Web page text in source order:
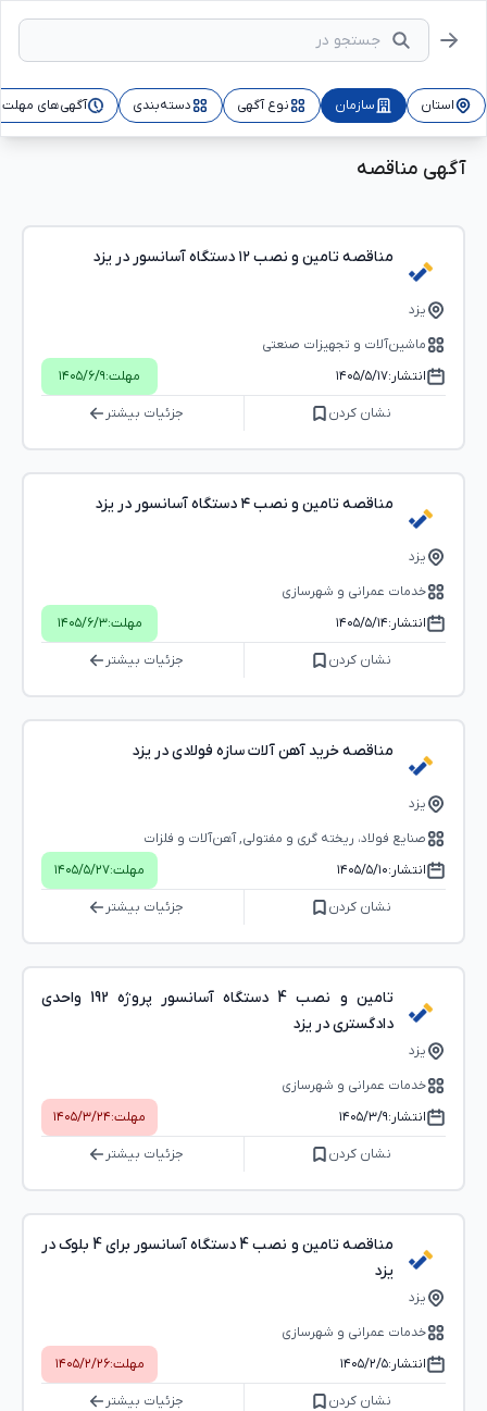
استان سازمان نوع آگهی دسته‌بندی آگهی‌های
آگهی مناقصه
مناقصه تامین و نصب ۱۲ دستگاه آسانسور در یزد
یزد
ماشین‌آلات و تجهیزات صنعتی
انتشار:۱۴۰۵/۵/۱۷ مهلت:۱۴۰۵/۶/۹
نشان کردن جزئیات بیشتر
مناقصه تامین و نصب ۴ دستگاه آسانسور در یزد
یزد
خدمات عمرانی و شهرسازی
انتشار:۱۴۰۵/۵/۱۴ مهلت:۱۴۰۵/۶/۳
نشان کردن جزئیات بیشتر
مناقصه خرید آهن آلات سازه فولادی در یزد
یزد
صنایع فولاد، ریخته گری و مفتولی, آهن‌آلات و فلزات
انتشار:۱۴۰۵/۵/۱۰ مهلت:۱۴۰۵/۵/۲۷
نشان کردن جزئیات بیشتر
تامین و نصب 4 دستگاه آسانسور پروژه 192 واحدی
دادگستری در یزد
یزد
خدمات عمرانی و شهرسازی
انتشار:۱۴۰۵/۳/۹ مهلت:۱۴۰۵/۳/۲۴
نشان کردن جزئیات بیشتر
مناقصه تامین و نصب 4 دستگاه آسانسور برای 4 بلوک در
یزد
یزد
خدمات عمرانی و شهرسازی
انتشار:۱۴۰۵/۲/۵ مهلت:۱۴۰۵/۲/۲۶
نشان کردن جزئیات بیشتر